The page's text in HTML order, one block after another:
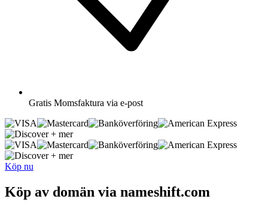
Gratis Momsfaktura via e-post
+ mer
+ mer
Köp nu
Köp av domän via nameshift.com